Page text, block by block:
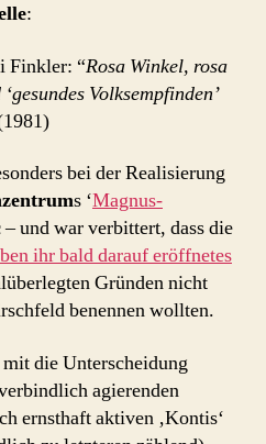
:
Finkler: “Rosa Winkel, rosa
Volksempfinden’
bei der Realisierung
s ‘Magnus-
– und war verbittert, dass die
ihr bald darauf eröffnetes
Gründen nicht
benennen wollten.
die Unterscheidung
agierenden
ernsthaft aktiven ‚Kontis‘